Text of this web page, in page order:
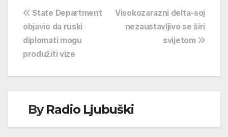
Navigacija
objava
Visokozarazni delta-soj
nezaustavljivo se širi
svijetom
State Department
objavio da ruski
diplomati mogu
produžiti vize
ByRadio Ljubuški